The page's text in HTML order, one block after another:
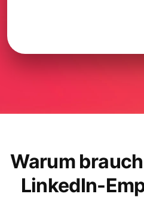
Warum
LinkedIn-